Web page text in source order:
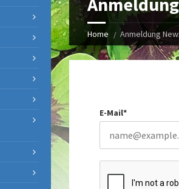
Home Anmeldung
E-Mail*